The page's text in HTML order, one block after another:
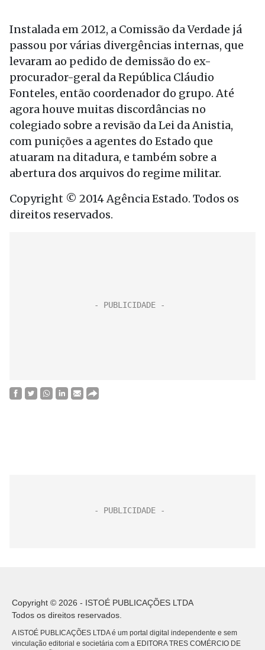
Instalada em 2012, a Comissão da Verdade já
passou por várias divergências internas, que
levaram ao pedido de demissão do ex-
procurador-geral da República Cláudio
Fonteles, então coordenador do grupo. Até
agora houve muitas discordâncias no
colegiado sobre a revisão da Lei da Anistia,
com punições a agentes do Estado que
atuaram na ditadura, e também sobre a
abertura dos arquivos do regime militar.
Copyright © 2014 Agência Estado. Todos os
direitos reservados.
Copyright © 2026 - ISTOÉ PUBLICAÇÕES LTDA
Todos os direitos reservados.
A ISTOÉ PUBLICAÇÕES LTDA é um portal digital independente e sem
vinculação editorial e societária com a EDITORA TRES COMÉRCIO DE